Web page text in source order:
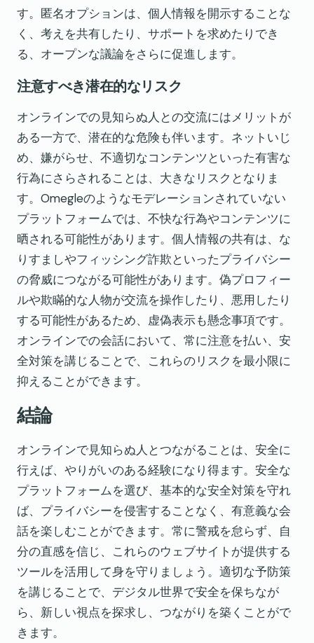
す。匿名オプションは、個人情報を開示することな
く、考えを共有したり、サポートを求めたりでき
る、オープンな議論をさらに促進します。
注意すべき潜在的なリスク
オンラインでの見知らぬ人との交流にはメリットが
ある一方で、潜在的な危険も伴います。ネットいじ
め、嫌がらせ、不適切なコンテンツといった有害な
行為にさらされることは、大きなリスクとなりま
す。Omegleのようなモデレーションされていない
プラットフォームでは、不快な行為やコンテンツに
晒される可能性があります。個人情報の共有は、な
りすましやフィッシング詐欺といったプライバシー
の脅威につながる可能性があります。偽プロフィー
ルや欺瞞的な人物が交流を操作したり、悪用したり
する可能性があるため、虚偽表示も懸念事項です。
オンラインでの会話において、常に注意を払い、安
全対策を講じることで、これらのリスクを最小限に
抑えることができます。
結論
オンラインで見知らぬ人とつながることは、安全に
行えば、やりがいのある経験になり得ます。安全な
プラットフォームを選び、基本的な安全対策を守れ
ば、プライバシーを侵害することなく、有意義な会
話を楽しむことができます。常に警戒を怠らず、自
分の直感を信じ、これらのウェブサイトが提供する
ツールを活用して身を守りましょう。適切な予防策
を講じることで、デジタル世界で安全を保ちなが
ら、新しい視点を探求し、つながりを築くことがで
きます。